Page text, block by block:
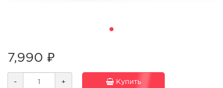
7,990 ₽
- + Купить